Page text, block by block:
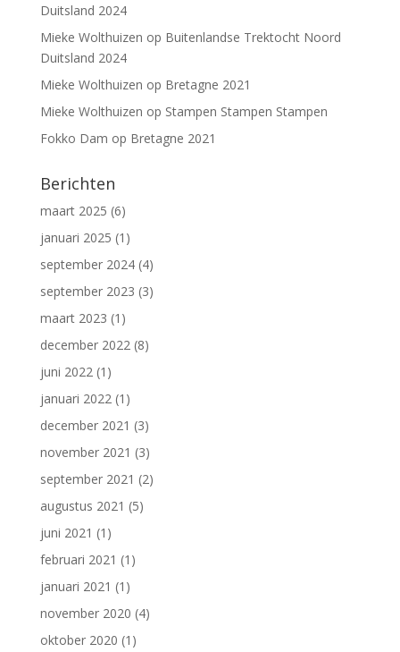
Duitsland 2024
Mieke Wolthuizen op Buitenlandse Trektocht Noord
Duitsland 2024
Mieke Wolthuizen op Bretagne 2021
Mieke Wolthuizen op Stampen Stampen Stampen
Fokko Dam op Bretagne 2021
Berichten
maart 2025 (6)
januari 2025 (1)
september 2024(4)
september 2023 (3)
maart 2023 (1)
december 2022 (8)
juni 2022 (1)
januari 2022 (1)
december 2021 (3)
november 2021 (3)
september 2021 (2)
augustus 2021 (5)
juni 2021 (1)
februari 2021 (1)
januari 2021 (1)
november 2020 (4)
oktober 2020 (1)